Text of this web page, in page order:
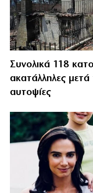
Συνολικά 118
ακατάλληλες μετά
αυτοψίες